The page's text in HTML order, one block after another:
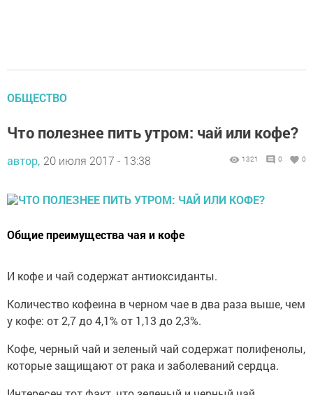
ОБЩЕСТВО
Что полезнее пить утром: чай или кофе?
автор, 20 июля 2017 - 13:38 1321 0 0
Общие преимущества чая и кофе
И кофе и чай содержат антиоксиданты.
Количество кофеина в черном чае в два раза выше, чем
у кофе: от 2,7 до 4,1% от 1,13 до 2,3%.
Кофе, черный чай и зеленый чай содержат полифенолы,
которые защищают от рака и заболеваний сердца.